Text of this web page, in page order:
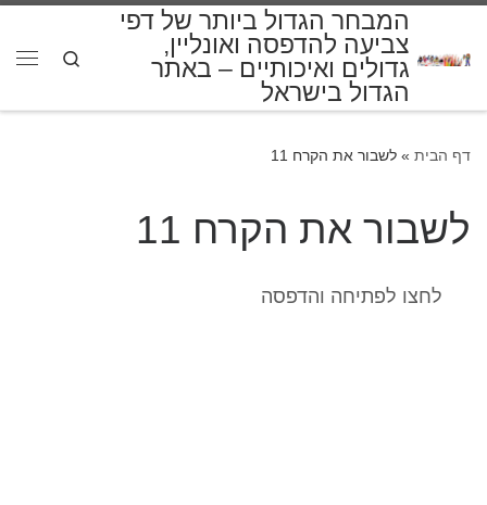
המבחר הגדול ביותר של דפי
צביעה להדפסה ואונליין,
גדולים ואיכותיים – באתר
הגדול בישראל
Search
דף הבית » לשבור את הקרח 11
לשבור את הקרח 11
לחצו לפתיחה והדפסה